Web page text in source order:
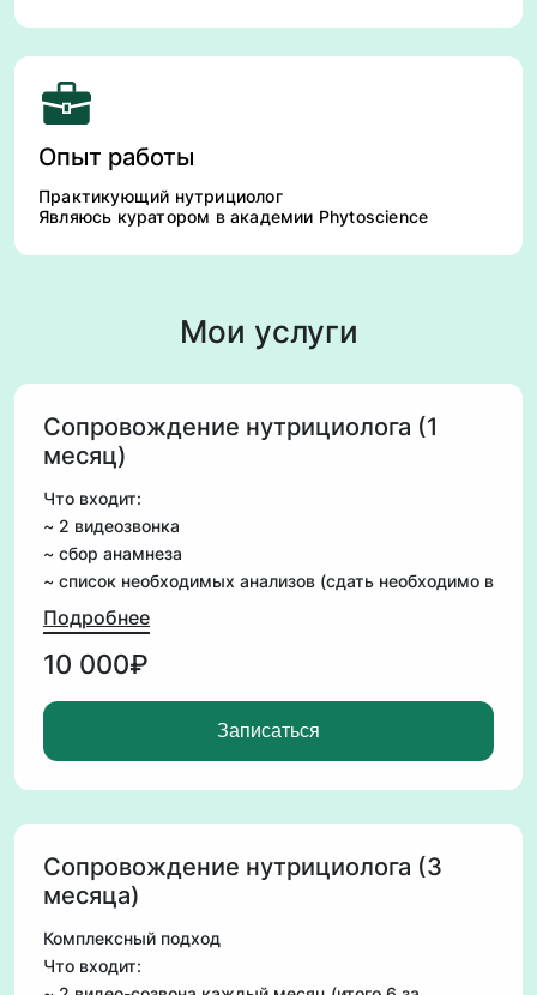
Опыт работы
Практикующий нутрициолог
Являюсь куратором в академии Phytoscience
Мои услуги
Сопровождение нутрициолога (1
месяц)
Что входит:
~ 2 видеозвонка
~ сбор анамнеза
~ список необходимых анализов (сдать необходимо в
течение 10 дней после первого созвона)
~ рекомендации и расшифровка анализов
~ составление схемы коррекции состояния
анализов
- моя поддержка по интересующим вопросам в
Подробнее
10 000₽
Записаться
Сопровождение нутрициолога (3
месяца)
Комплексный подход
Что входит: